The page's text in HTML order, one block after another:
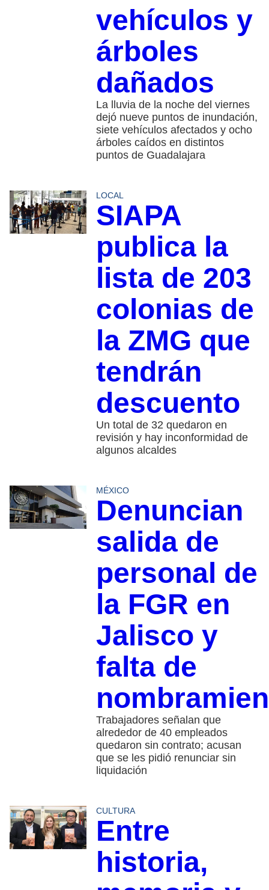
vehículos y
árboles
dañados
La lluvia de la noche del viernes
dejó nueve puntos de inundación,
siete vehículos afectados y ocho
árboles caídos en distintos
puntos de Guadalajara
LOCAL
SIAPA
publica la
lista de 203
colonias de
la ZMG que
tendrán
descuento
Un total de 32 quedaron en
revisión y hay inconformidad de
algunos alcaldes
MÉXICO
Denuncian
salida de
personal de
la FGR en
Jalisco y
falta de
Trabajadores señalan que
alrededor de 40 empleados
quedaron sin contrato; acusan
que se les pidió renunciar sin
liquidación
CULTURA
Entre
historia,